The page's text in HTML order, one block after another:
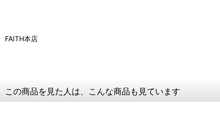
FAITH本店
この商品を見た人は、こんな商品も見ています